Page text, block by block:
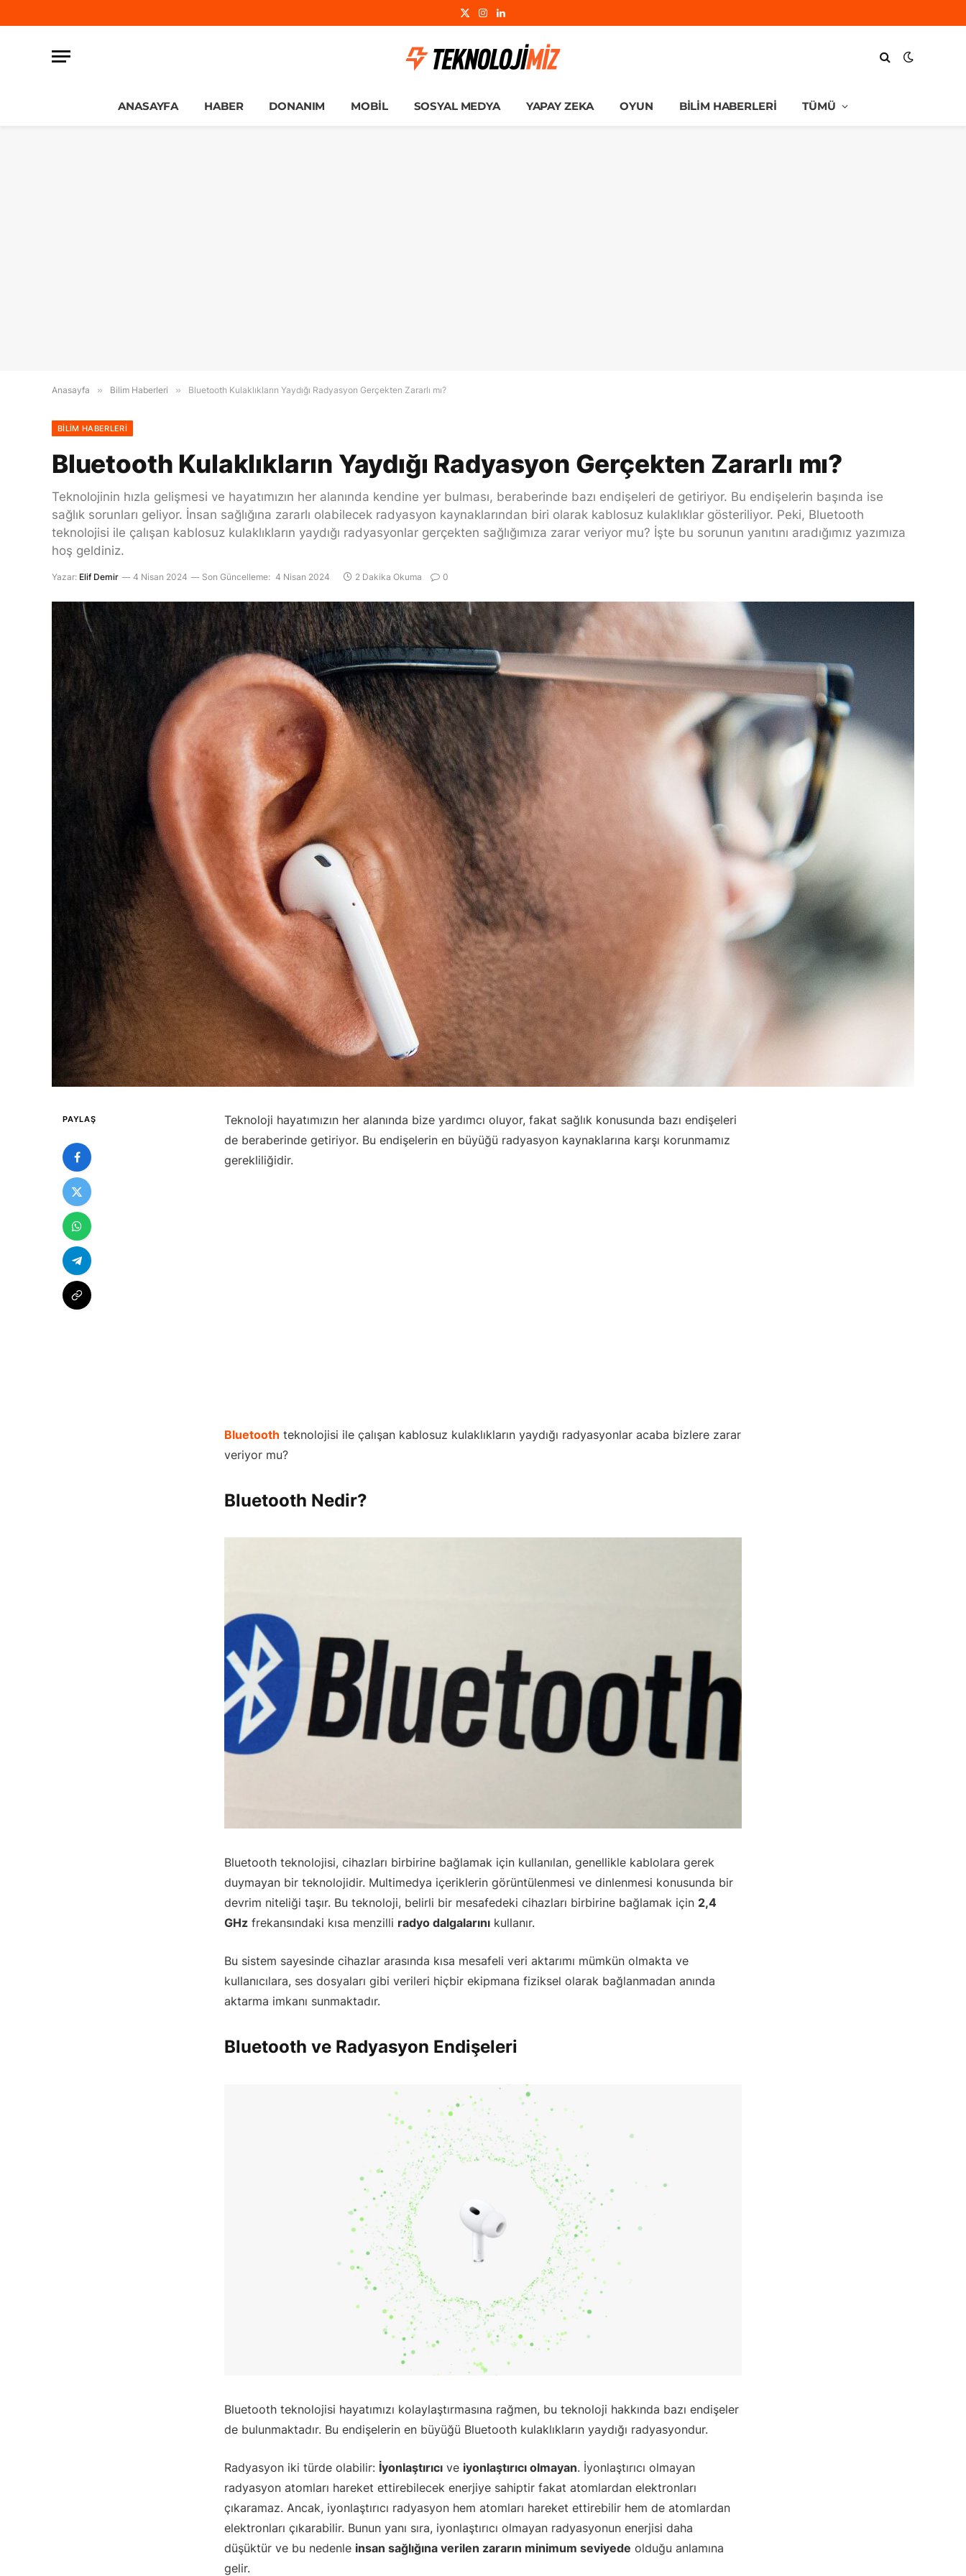
X
Instagram
LinkedIn
ANASAYFA HABER DONANIM MOBIL SOSYAL MEDYA YAPAY ZEKA OYUN BILIM HABERLERI TÜMÜ
Anasayfa » Bilim Haberleri » Bluetooth Kulaklıkların Yaydığı Radyasyon Gerçekten Zararlı mı?
BILIM HABERLERI
Bluetooth Kulaklıkların Yaydığı Radyasyon Gerçekten Zararlı mı?
Teknolojinin hızla gelişmesi ve hayatımızın her alanında kendine yer bulması, beraberinde bazı endişeleri de getiriyor. Bu endişelerin başında ise
sağlık sorunları geliyor. İnsan sağlığına zararlı olabilecek radyasyon kaynaklarından biri olarak kablosuz kulaklıklar gösteriliyor. Peki, Bluetooth
teknolojisi ile çalışan kablosuz kulaklıkların yaydığı radyasyonlar gerçekten sağlığımıza zarar veriyor mu? İşte bu sorunun yanıtını aradığımız yazımıza
hoş geldiniz.
Yazar: Elif Demir 4 Nisan 2024 Son Güncelleme: 4 Nisan 2024 2 Dakika Okuma 0
PAYLAŞ
Teknoloji hayatımızın her alanında bize yardımcı oluyor, fakat sağlık konusunda bazı endişeleri
de beraberinde getiriyor. Bu endişelerin en büyüğü radyasyon kaynaklarına karşı korunmamız
gerekliliğidir.
Bluetooth teknolojisi ile çalışan kablosuz kulaklıkların yaydığı radyasyonlar acaba bizlere zarar
veriyor mu?
Bluetooth Nedir?
Bluetooth teknolojisi, cihazları birbirine bağlamak için kullanılan, genellikle kablolara gerek
duymayan bir teknolojidir. Multimedya içeriklerin görüntülenmesi ve dinlenmesi konusunda bir
devrim niteliği taşır. Bu teknoloji, belirli bir mesafedeki cihazları birbirine bağlamak için 2,4
GHz frekansındaki kısa menzilli radyo dalgalarını kullanır.
Bu sistem sayesinde cihazlar arasında kısa mesafeli veri aktarımı mümkün olmakta ve
kullanıcılara, ses dosyaları gibi verileri hiçbir ekipmana fiziksel olarak bağlanmadan anında
aktarma imkanı sunmaktadır.
Bluetooth ve Radyasyon Endişeleri
Bluetooth teknolojisi hayatımızı kolaylaştırmasına rağmen, bu teknoloji hakkında bazı endişeler
de bulunmaktadır. Bu endişelerin en büyüğü Bluetooth kulaklıkların yaydığı radyasyondur.
Radyasyon iki türde olabilir: İyonlaştırıcı ve iyonlaştırıcı olmayan. İyonlaştırıcı olmayan
radyasyon atomları hareket ettirebilecek enerjiye sahiptir fakat atomlardan elektronları
çıkaramaz. Ancak, iyonlaştırıcı radyasyon hem atomları hareket ettirebilir hem de atomlardan
elektronları çıkarabilir. Bunun yanı sıra, iyonlaştırıcı olmayan radyasyonun enerjisi daha
düşüktür ve bu nedenle insan sağlığına verilen zararın minimum seviyede olduğu anlamına
gelir.